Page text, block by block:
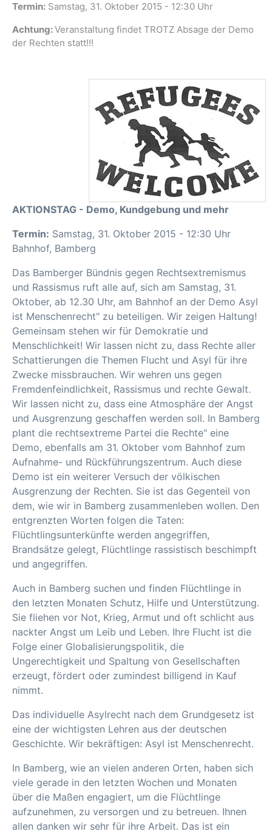
Termin: Samstag, 31. Oktober 2015 - 12:30 Uhr
Achtung:Veranstaltung findet TROTZ Absage der Demo
der Rechten statt!!!
AKTIONSTAG - Demo, Kundgebung und mehr
Termin: Samstag, 31. Oktober 2015 - 12:30 Uhr
Bahnhof, Bamberg
Das Bamberger Bündnis gegen Rechtsextremismus
und Rassismus ruft alle auf, sich am Sams­tag, 31.
Oktober, ab 12.30 Uhr, am Bahnhof an der Demo Asyl
ist Menschenrecht" zu beteili­gen. Wir zeigen Haltung!
Gemeinsam stehen wir für Demokratie und
Menschlichkeit! Wir las­sen nicht zu, dass Rechte aller
Schattierungen die Themen Flucht und Asyl für ihre
Zwecke missbrauchen. Wir wehren uns gegen
Fremdenfeindlichkeit, Rassismus und rechte Gewalt.
Wir lassen nicht zu, dass eine Atmosphäre der Angst
und Ausgrenzung geschaffen werden soll. In Bamberg
plant die rechtsextreme Partei die Rechte" eine
Demo, ebenfalls am 31. Oktober vom Bahnhof zum
Aufnahme- und Rückführungszentrum. Auch diese
Demo ist ein weiterer Ver­such der völkischen
Ausgrenzung der Rechten. Sie ist das Gegenteil von
dem, wie wir in Bam­berg zusammenleben wollen. Den
entgrenzten Worten folgen die Taten:
Flüchtlingsunterkünfte werden angegriffen,
Brandsätze gelegt, Flüchtlinge rassistisch beschimpft
und angegriffen.
Auch in Bamberg suchen und finden Flüchtlinge in
den letzten Monaten Schutz, Hilfe und Un­terstützung.
Sie fliehen vor Not, Krieg, Armut und oft schlicht aus
nackter Angst um Leib und Leben. Ihre Flucht ist die
Folge einer Globalisierungspolitik, die
Ungerechtigkeit und Spaltung von Gesellschaften
erzeugt, fördert oder zumindest billigend in Kauf
nimmt.
Das individuelle Asylrecht nach dem Grundgesetz ist
eine der wichtigsten Lehren aus der deut­schen
Geschichte. Wir bekräftigen: Asyl ist Menschenrecht.
In Bamberg, wie an vielen anderen Orten, haben sich
viele gerade in den letzten Wochen und Monaten
über die Maßen engagiert, um die Flüchtlinge
aufzunehmen, zu versorgen und zu be­treuen. Ihnen
allen danken wir sehr für ihre Arbeit. Das ist ein